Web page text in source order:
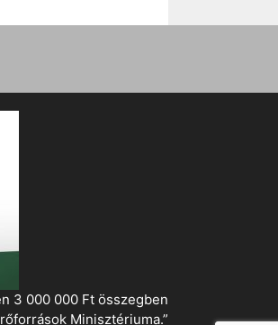
3 000 000 Ft összegben
Minisztériuma.”